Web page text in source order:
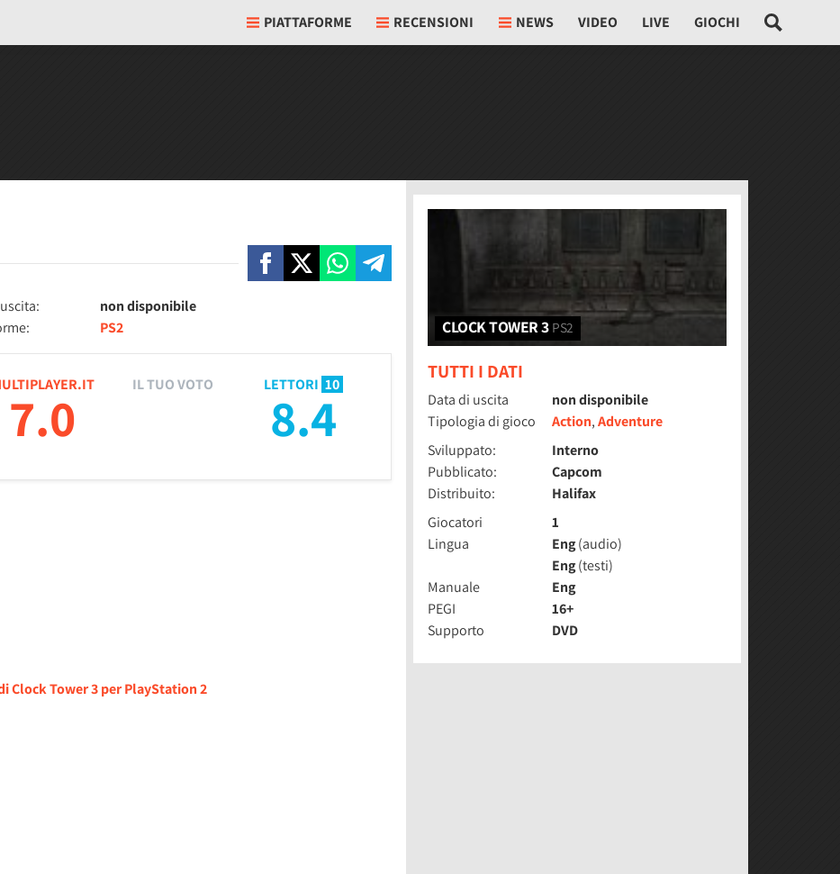
PIATTAFORME RECENSIONI NEWS VIDEO LIVE GIOCHI
non disponibile
PS2
7.0
LETTORI 10
8.4
IL TUO VOTO
Clock Tower 3 per PlayStation 2
CLOCK TOWER 3 PS2
TUTTI I DATI
Data di uscita
non disponibile
Tipologia di gioco
Action,Adventure
Sviluppato:
Interno
Pubblicato:
Capcom
Distribuito:
Halifax
Giocatori
1
Lingua
Eng(audio)
Eng(testi)
Manuale
Eng
PEGI
16+
Supporto
DVD